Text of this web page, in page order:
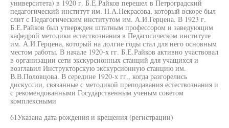
университета) в 1920 г. Б.Е.Райков перешел в Петроградский
педагогический институт им. Н.А.Некрасова, который вскоре был
слит с Педагогическим институтом им. А.И.Герцена. В 1923 г.
Б.Е.Райков был утвержден штатным профессором и заведующим
кафедрой методики естествознания в Педагогическом институте
им. А.И.Герцена, который на долгие годы стал для него основным
местом работы. В начале 1920-х гг. Б.Е.Райков активно участвовал
в организации сети экскурсионных станций для учащихся и
возглавил Инструкторскую экскурсионную станцию им.
В.В.Половцова. В середине 1920-х гг., когда разгорелись
дискуссии, связанные с методикой преподавания естествознания и
с рекомендованными Государственным ученым советом
комплексными
61Указана дата рождения и крещения (регистрации)